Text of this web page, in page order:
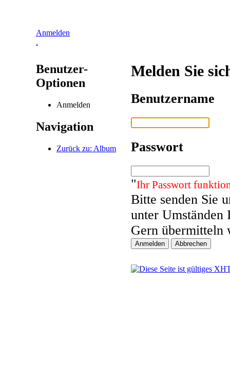
Anmelden
.
Benutzer-
Optionen
Anmelden
Navigation
Zurück zu: Album
Melden Sie
Benutzername
Passwort
"Ihr Passwort
Bitte senden Sie
unter Umständen
Gern übermitteln